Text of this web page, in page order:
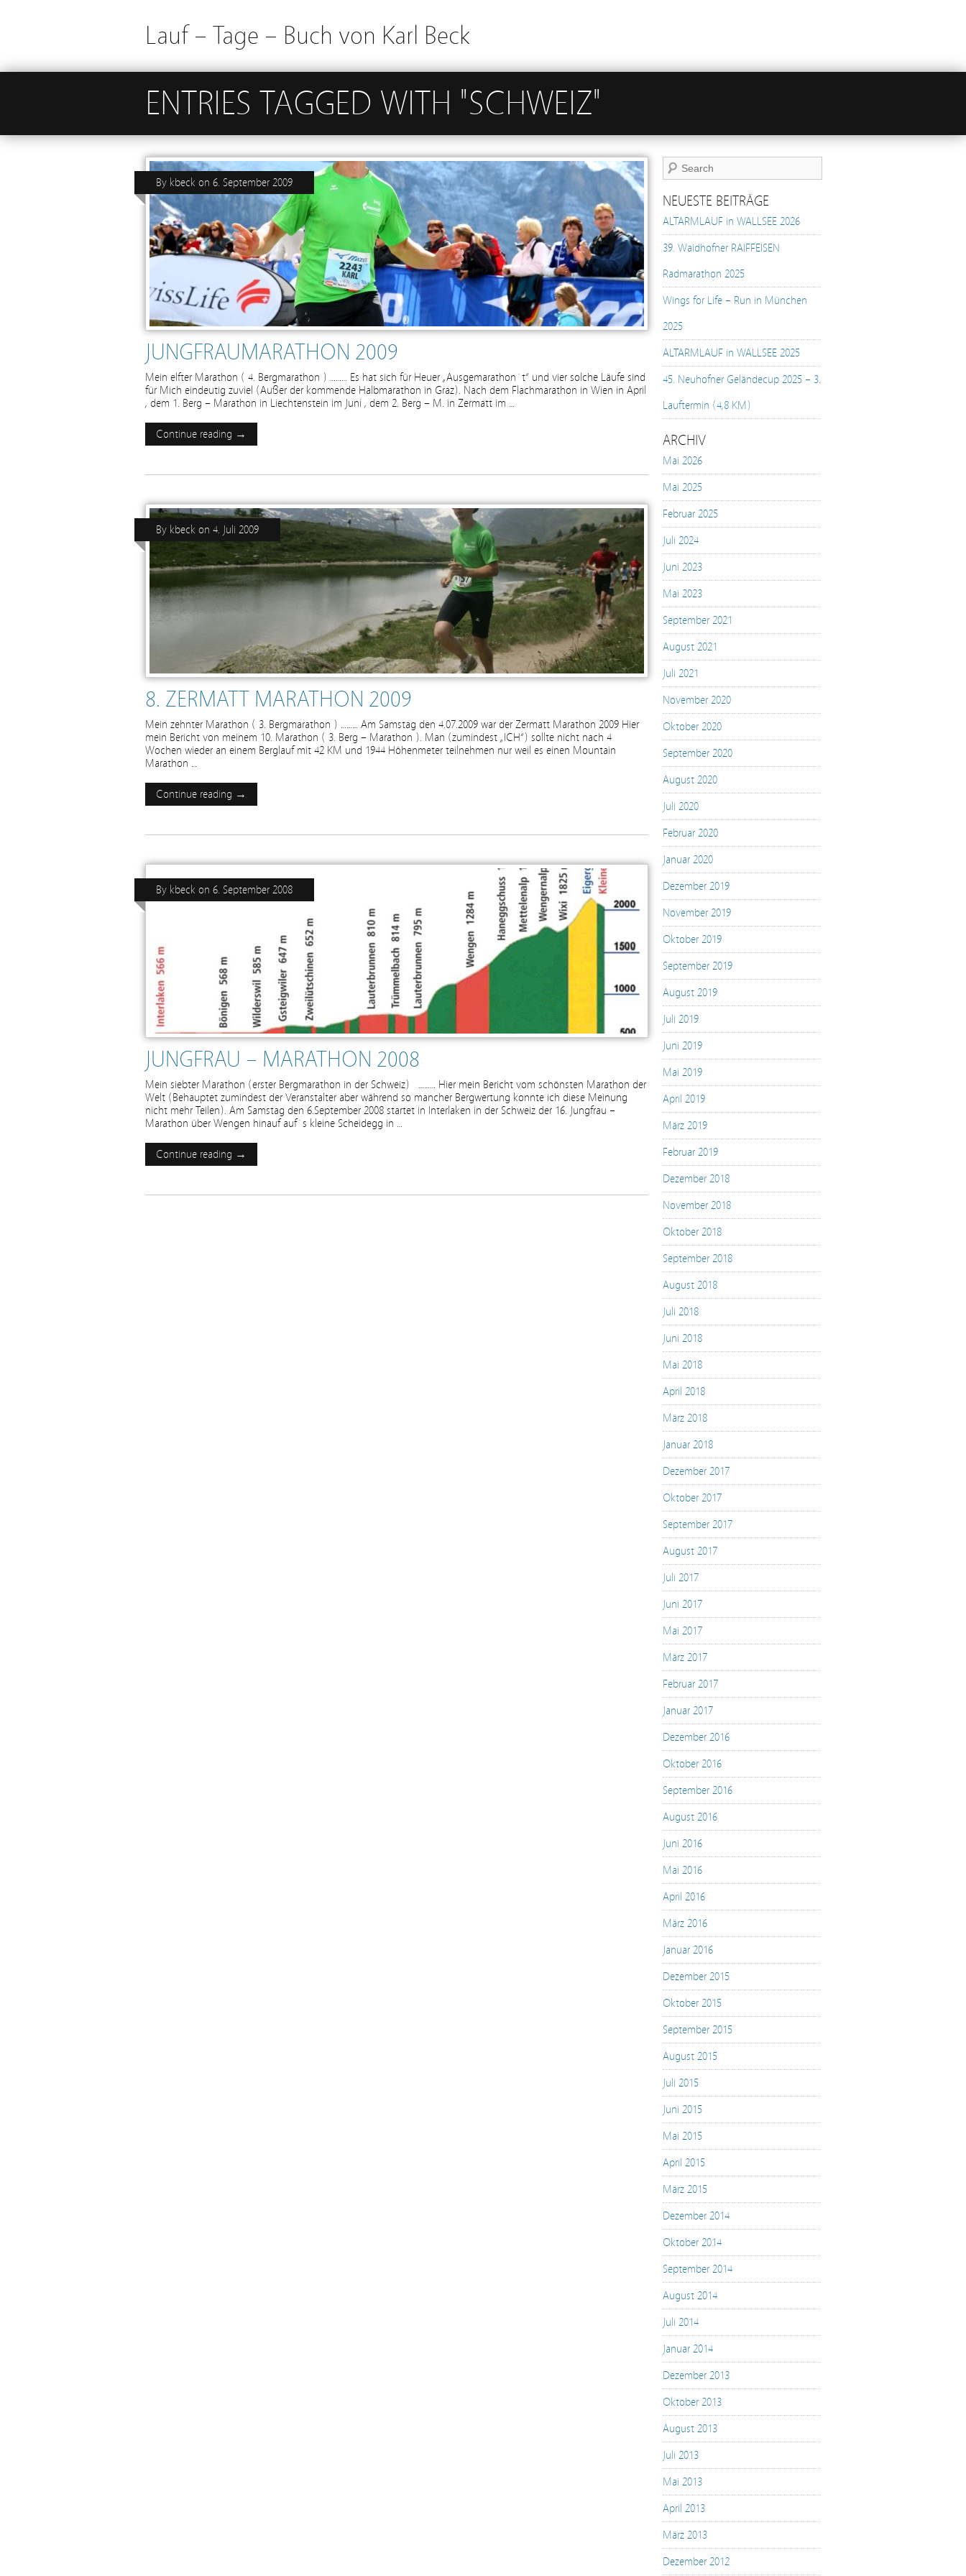
Lauf – Tage – Buch von Karl Beck
ENTRIES TAGGED WITH "SCHWEIZ"
JUNGFRAUMARATHON 2009
By kbeck on 6. September 2009
Mein elfter Marathon ( 4. Bergmarathon ) ……… Es hat sich für Heuer „Ausgemarathon´t“ und vier solche Läufe sind
für Mich eindeutig zuviel (Außer der kommende Halbmarathon in Graz). Nach dem Flachmarathon in Wien in April
, dem 1. Berg – Marathon in Liechtenstein im Juni , dem 2. Berg – M. in Zermatt im …
Continue reading →
8. ZERMATT MARATHON 2009
By kbeck on 4. Juli 2009
Mein zehnter Marathon ( 3. Bergmarathon ) ……… Am Samstag den 4.07.2009 war der Zermatt Marathon 2009 Hier
mein Bericht von meinem 10. Marathon ( 3. Berg – Marathon ). Man (zumindest „ICH“) sollte nicht nach 4
Wochen wieder an einem Berglauf mit 42 KM und 1944 Höhenmeter teilnehmen nur weil es einen Mountain
Marathon …
Continue reading →
JUNGFRAU – MARATHON 2008
By kbeck on 6. September 2008
Mein siebter Marathon (erster Bergmarathon in der Schweiz) ……… Hier mein Bericht vom schönsten Marathon der
Welt (Behauptet zumindest der Veranstalter aber während so mancher Bergwertung konnte ich diese Meinung
nicht mehr Teilen). Am Samstag den 6.September 2008 startet in Interlaken in der Schweiz der 16. Jungfrau –
Marathon über Wengen hinauf auf´s kleine Scheidegg in …
Continue reading →
NEUESTE BEITRÄGE
ALTARMLAUF in WALLSEE 2026
39. Waidhofner RAIFFEISEN
Radmarathon 2025
Wings for Life – Run in München
2025
ALTARMLAUF in WALLSEE 2025
45. Neuhofner Geländecup 2025 – 3.
Lauftermin (4,8 KM)
ARCHIV
Mai 2026
Mai 2025
Februar 2025
Juli 2024
Juni 2023
Mai 2023
September 2021
August 2021
Juli 2021
November 2020
Oktober 2020
September 2020
August 2020
Juli 2020
Februar 2020
Januar 2020
Dezember 2019
November 2019
Oktober 2019
September 2019
August 2019
Juli 2019
Juni 2019
Mai 2019
April 2019
März 2019
Februar 2019
Dezember 2018
November 2018
Oktober 2018
September 2018
August 2018
Juli 2018
Juni 2018
Mai 2018
April 2018
März 2018
Januar 2018
Dezember 2017
Oktober 2017
September 2017
August 2017
Juli 2017
Juni 2017
Mai 2017
März 2017
Februar 2017
Januar 2017
Dezember 2016
Oktober 2016
September 2016
August 2016
Juni 2016
Mai 2016
April 2016
März 2016
Januar 2016
Dezember 2015
Oktober 2015
September 2015
August 2015
Juli 2015
Juni 2015
Mai 2015
April 2015
März 2015
Dezember 2014
Oktober 2014
September 2014
August 2014
Juli 2014
Januar 2014
Dezember 2013
Oktober 2013
August 2013
Juli 2013
Mai 2013
April 2013
März 2013
Dezember 2012